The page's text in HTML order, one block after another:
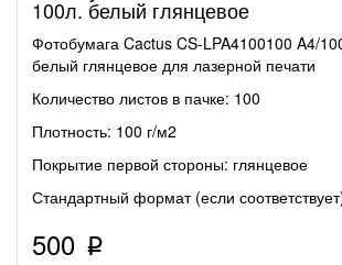
100л. белый глянцевое
Фотобумага Cactus CS-LPA4100100 A4/
белый глянцевое для лазерной печати
Количество листов в пачке: 100
Плотность: 100 г/м2
Покрытие первой стороны: глянцевое
Стандартный формат (если
500 p